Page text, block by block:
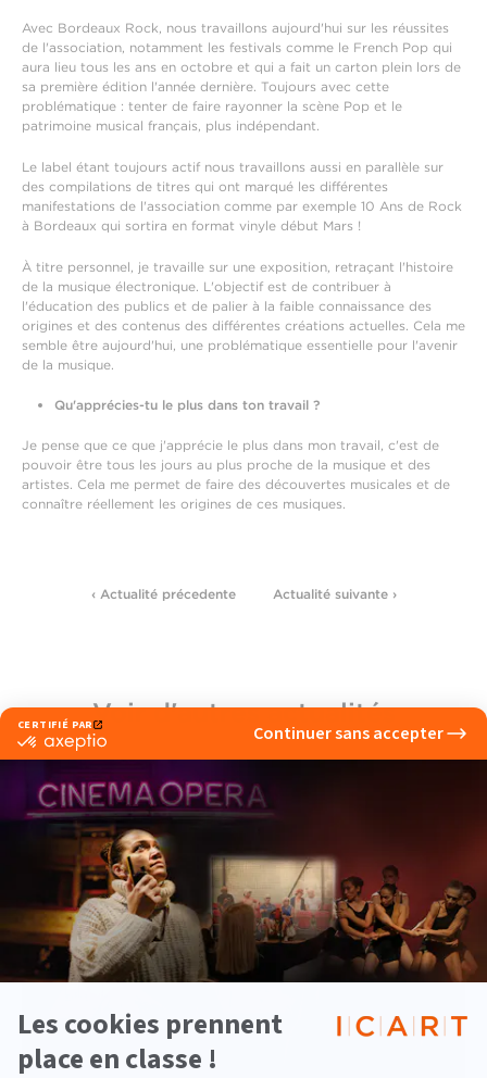
Avec Bordeaux Rock, nous travaillons aujourd'hui sur les réussites
de l'association, notamment les festivals comme le French Pop qui
aura lieu tous les ans en octobre et qui a fait un carton plein lors de
sa première édition l'année dernière. Toujours avec cette
problématique : tenter de faire rayonner la scène Pop et le
patrimoine musical français, plus indépendant.
Le label étant toujours actif nous travaillons aussi en parallèle sur
des compilations de titres qui ont marqué les différentes
manifestations de l'association comme par exemple 10 Ans de Rock
à Bordeaux qui sortira en format vinyle début Mars !
À titre personnel, je travaille sur une exposition, retraçant l'histoire
de la musique électronique. L'objectif est de contribuer à
l'éducation des publics et de palier à la faible connaissance des
origines et des contenus des différentes créations actuelles. Cela me
semble être aujourd'hui, une problématique essentielle pour l'avenir
de la musique.
Qu'apprécies-tu le plus dans ton travail ?
Je pense que ce que j'apprécie le plus dans mon travail, c'est de
pouvoir être tous les jours au plus proche de la musique et des
artistes. Cela me permet de faire des découvertes musicales et de
connaître réellement les origines de ces musiques.
‹ Actualité précedente Actualité suivante ›
Voir d'autres actualités
Musique